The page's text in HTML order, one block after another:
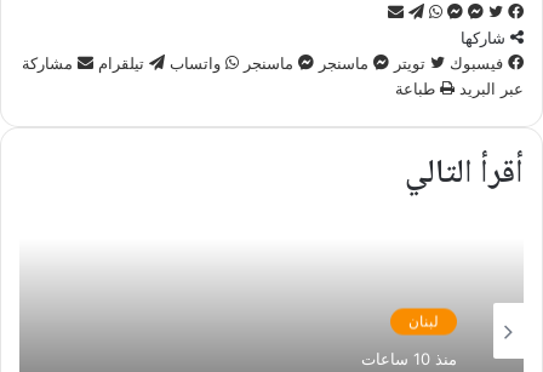
فيسبوك
تويترماسنجر
ماسنجر
واتسابتيلقرام
مشاركة
البريد
شاركها
فيسبوك
تويتر ماسنجر ماسنجر واتساب تيلقرام
مشاركة
عبر البريد
طباعة
أقرأ التالي
لبنان
منذ 10 ساعات